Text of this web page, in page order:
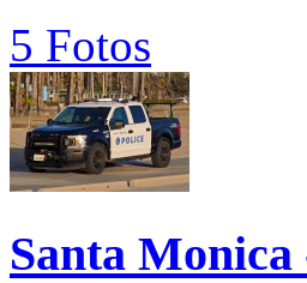
5 Fotos
Santa Monica